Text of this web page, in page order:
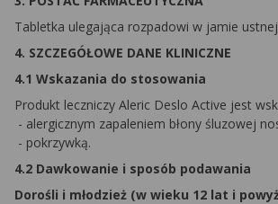
Tabletka ulegająca rozpadowi w jamie
4. SZCZEGÓŁOWE DANE KLINICZNE
4.1 Wskazania do stosowania
Produkt leczniczy Aleric Deslo Active jest
- alergicznym zapaleniem błony śluzowej
- pokrzywką.
4.2 Dawkowanie i sposób podawania
Dorośli i młodzież (w wieku 12 lat i